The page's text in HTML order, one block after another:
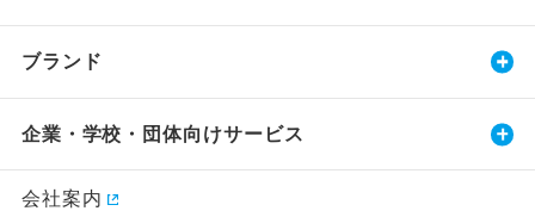
ブランド
企業・学校・団体向けサービス
会社案内